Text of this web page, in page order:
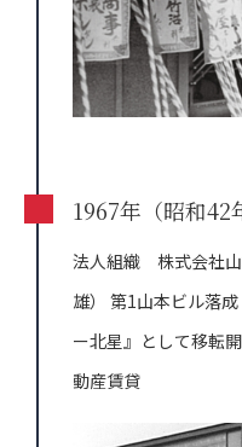
1967年（昭和42
法人組織 株式会社山
雄）
第1山本ビル落
ー北星』として移転
動産賃貸